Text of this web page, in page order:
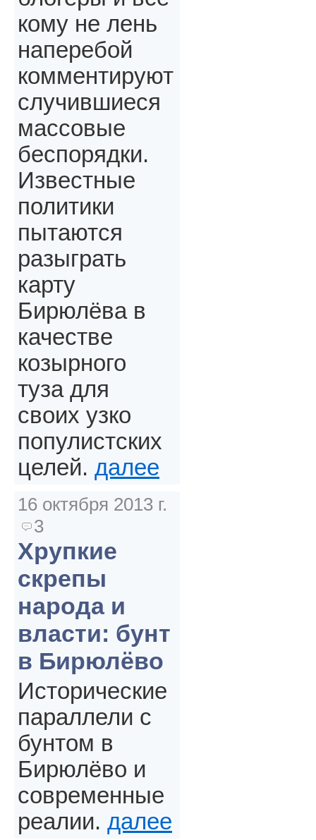
кому не лень
наперебой
комментируют
случившиеся
массовые
беспорядки.
Известные
политики
пытаются
разыграть
карту
Бирюлёва в
качестве
козырного
туза для
своих узко
популистских
целей. далее
16 октября 2013 г.
3
Хрупкие
скрепы
народа и
власти: бунт
в Бирюлёво
Исторические
параллели с
бунтом в
Бирюлёво и
современные
реалии. далее